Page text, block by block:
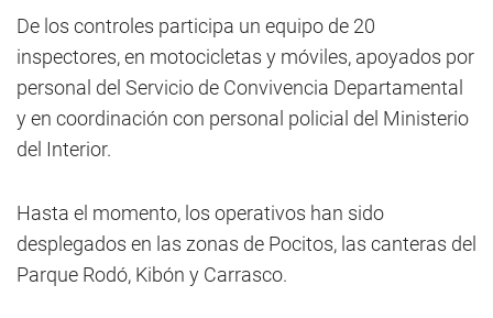
De los controles participa un equipo de 20
inspectores, en motocicletas y móviles, apoyados por
personal del Servicio de Convivencia Departamental
y en coordinación con personal policial del Ministerio
del Interior.
Hasta el momento, los operativos han sido
desplegados en las zonas de Pocitos, las canteras del
Parque Rodó, Kibón y Carrasco.